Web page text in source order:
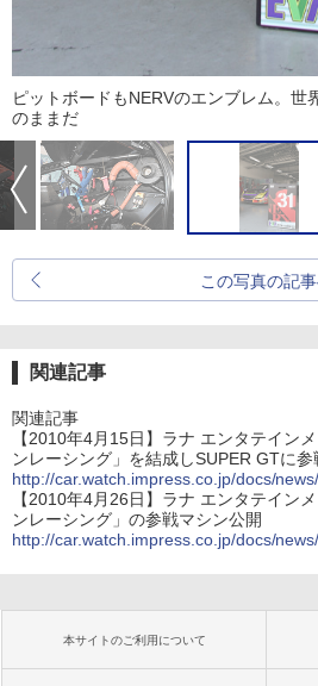
ピットボードもNERVのエンブレム。世
のままだ
この写真の記
関連記事
関連記事
【2010年4月15日】ラナ エンタテイン
ンレーシング」を結成しSUPER GTに参
http://car.watch.impress.co.jp/docs/
【2010年4月26日】ラナ エンタテイン
ンレーシング」の参戦マシン公開
http://car.watch.impress.co.jp/docs/
本サイトのご利用について